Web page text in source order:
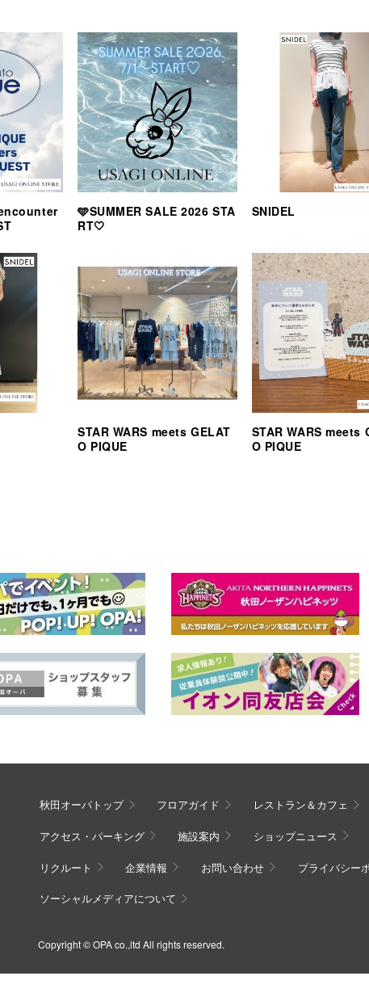
🩵SUMMER SALE 2026 STA
RT🤍
SNIDEL
STAR WARS meets GELAT
O PIQUE
STAR WARS meets
O PIQUE
秋田オーパトップ フロアガイド レストラン＆カフェ
アクセス・パーキング 施設案内 ショップニュース
リクルート 企業情報 お問い合わせ プライバシー
ソーシャルメディアについて
Copyright © OPA co.,ltd All rights reserved.